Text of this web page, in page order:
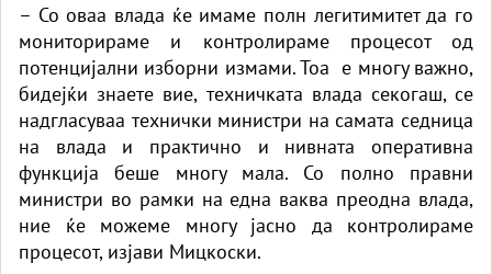
– Со оваа влада ќе имаме полн легитимитет да го
мониторираме и контролираме процесот од
потенцијални изборни измами. Тоа е многу важно,
бидејќи знаете вие, техничката влада секогаш, се
надгласуваа технички министри на самата седница
на влада и практично и нивната оперативна
функција беше многу мала. Со полно правни
министри во рамки на една ваква преодна влада,
ние ќе можеме многу јасно да контролираме
процесот, изјави Мицкоски.